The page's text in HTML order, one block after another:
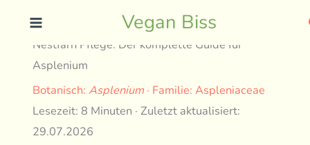
content
Vegan Biss
Nestfarn Pflege: Der komplette Guide für
Asplenium
Botanisch:Asplenium· Familie: Aspleniaceae
Lesezeit: 8 Minuten · Zuletzt aktualisiert:
29.07.2026